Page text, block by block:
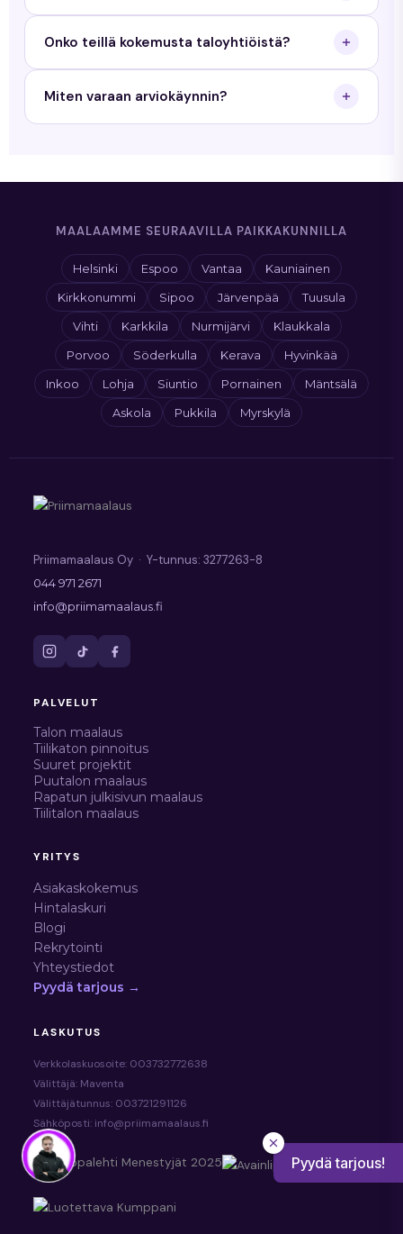
Pyydä tarjous!
kirjallisen tarjouksen.
maalaustöille ja 5 vuoden takuun tiilikaton
pinnoitukselle.
Onko teillä kokemusta taloyhtiöistä?
taloyhtiöille. Meillä on kokemusta yli 350 kohteesta
Uudellamaalla.
Miten varaan arviokäynnin?
sopivana ajankohtana.
MAALAAMME SEURAAVILLA PAIKKAKUNNILLA
Helsinki Espoo Vantaa
Kauniainen
Kirkkonummi
Sipoo Järvenpää
Tuusula
Vihti
Karkkila Nurmijärvi
Klaukkala
Porvoo
Söderkulla Kerava
Hyvinkää
Inkoo
Lohja Siuntio Pornainen
Mäntsälä
Askola
Pukkila Myrskylä
Priimamaalaus Oy · Y-tunnus: 3277263-8
044 971 2671
info@priimamaalaus.fi
PALVELUT
Talon maalaus
Tiilikaton pinnoitus
Suuret projektit
Puutalon maalaus
Rapatun julkisivun maalaus
Tiilitalon maalaus
YRITYS
Asiakaskokemus
Hintalaskuri
Blogi
Rekrytointi
Yhteystiedot
Pyydä tarjous →
LASKUTUS
Verkkolaskuosoite: 003732772638
Välittäjä: Maventa
Välittäjätunnus: 003721291126
Sähköposti: info@priimamaalaus.fi